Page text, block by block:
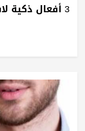
3 أفعال ذكية لاستمرار الزواج.. ما هي؟